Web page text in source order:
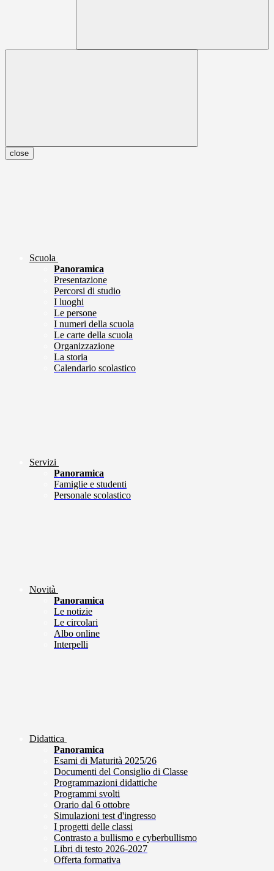
close
Scuola
Panoramica
Presentazione
Percorsi di studio
I luoghi
Le persone
I numeri della scuola
Le carte della scuola
Organizzazione
La storia
Calendario scolastico
Servizi
Panoramica
Famiglie e studenti
Personale scolastico
Novità
Panoramica
Le notizie
Le circolari
Albo online
Interpelli
Didattica
Panoramica
Esami di Maturità 2025/26
Documenti del Consiglio di Classe
Programmazioni didattiche
Programmi svolti
Orario dal 6 ottobre
Simulazioni test d'ingresso
I progetti delle classi
Contrasto a bullismo e cyberbullismo
Libri di testo 2026-2027
Offerta formativa